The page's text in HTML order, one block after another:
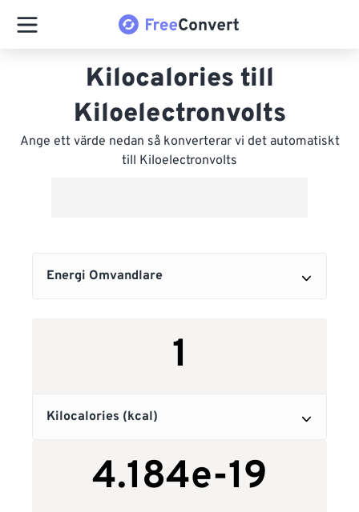
Kilocalories till
Kiloelectronvolts
Ange ett värde nedan så konverterar vi det automatiskt
till Kiloelectronvolts